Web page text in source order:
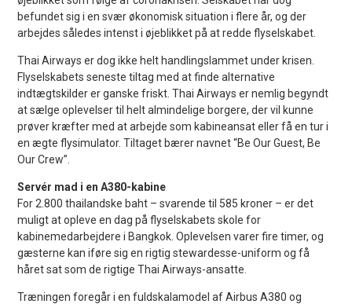
befundet sig i en svær økonomisk situation i flere år, og der
arbejdes således intenst i øjeblikket på at redde flyselskabet.
Thai Airways er dog ikke helt handlingslammet under krisen.
Flyselskabets seneste tiltag med at finde alternative
indtægtskilder er ganske friskt. Thai Airways er nemlig begyndt
at sælge oplevelser til helt almindelige borgere, der vil kunne
prøver kræfter med at arbejde som kabineansat eller få en tur i
en ægte flysimulator. Tiltaget bærer navnet “Be Our Guest, Be
Our Crew”.
Servér mad i en A380-kabine
For 2.800 thailandske baht – svarende til 585 kroner – er det
muligt at opleve en dag på flyselskabets skole for
kabinemedarbejdere i Bangkok. Oplevelsen varer fire timer, og
gæsterne kan iføre sig en rigtig stewardesse-uniform og få
håret sat som de rigtige Thai Airways-ansatte.
Træningen foregår i en fuldskalamodel af Airbus A380 og